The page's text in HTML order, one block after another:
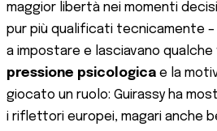
maggior libertà nei momenti
pur più qualificati tecnicamente –
a impostare e lasciavano
pressione psicologica e la
giocato un ruolo: Guirassy ha
i riflettori europei, magari anche